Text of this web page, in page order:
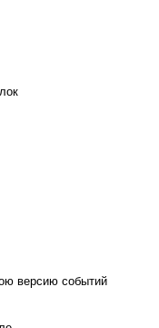
версию событий